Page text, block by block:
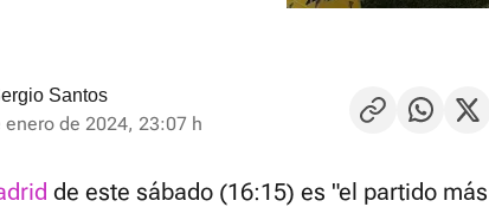
Santos
enero de 2024, 23:07 h
de este sábado (16:15) es "el partido más